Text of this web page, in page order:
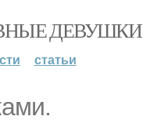
ДЕВУШКИ
статьи